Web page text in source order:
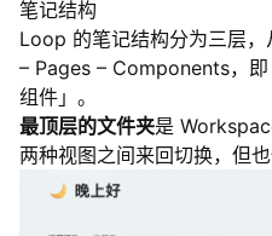
笔记结构
Loop 的笔记结构分为三层
– Pages – Components，
组件」。
最顶层的文件夹是
两种视图之间来回切换，但也